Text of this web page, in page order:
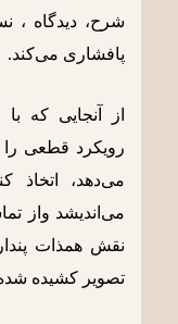
شرح، دیدگاه ،
پافشاری می‌کند.
از آنجایی که
رویکرد قطعی
می‌دهد، اتخاذ
می‌اندیشد واز
نقش همذات
تصویر کشیده